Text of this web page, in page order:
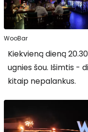
WooBar
Kiekvieną dieną
ugnies šou. Išimtis -
kitaip nepalankus.